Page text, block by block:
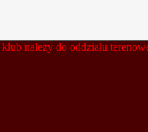
do oddziału terenowego